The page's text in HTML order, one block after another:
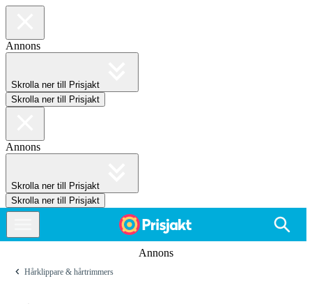
Annons
Skrolla ner till Prisjakt
Skrolla ner till Prisjakt
Annons
Skrolla ner till Prisjakt
Skrolla ner till Prisjakt
Annons
Hårklippare & hårtrimmers